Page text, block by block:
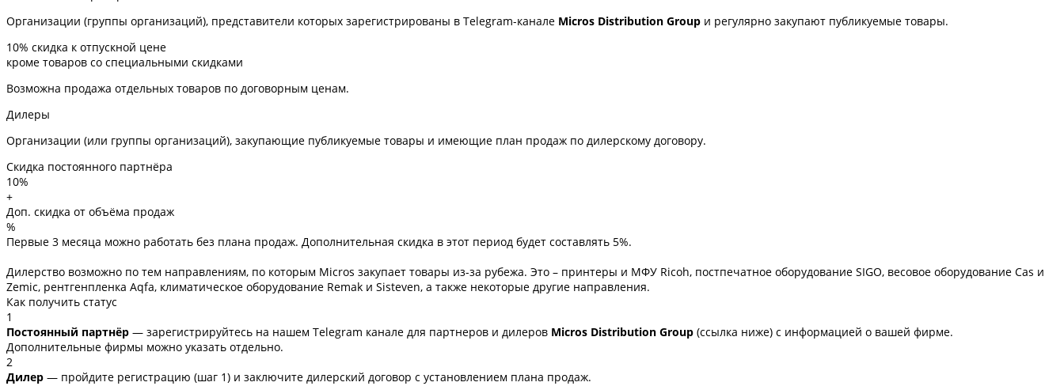
Организации (группы организаций), представители которых зарегистрированы в Telegram-канале Micros Distribution Group и регулярно закупают публикуемые товары.
10% скидка к отпускной цене
кроме товаров со специальными скидками
Возможна продажа отдельных товаров по договорным ценам.
Дилеры
Организации (или группы организаций), закупающие публикуемые товары и имеющие план продаж по дилерскому договору.
Скидка постоянного партнёра
10%
+
Доп. скидка от объёма продаж
%
Первые 3 месяца можно работать без плана продаж. Дополнительная скидка в этот период будет составлять 5%.
Дилерство возможно по тем направлениям, по которым Micros закупает товары из-за рубежа. Это – принтеры и МФУ Ricoh, постпечатное оборудование SIGO, весовое оборудование Cas и
Zemic, рентгенпленка Aqfa, климатическое оборудование Remak и Sisteven, а также некоторые другие направления.
Как получить статус
1
Постоянный партнёр — зарегистрируйтесь на нашем Telegram канале для партнеров и дилеров Micros Distribution Group (ссылка ниже) с информацией о вашей фирме.
Дополнительные фирмы можно указать отдельно.
2
Дилер — пройдите регистрацию (шаг 1) и заключите дилерский договор с установлением плана продаж.